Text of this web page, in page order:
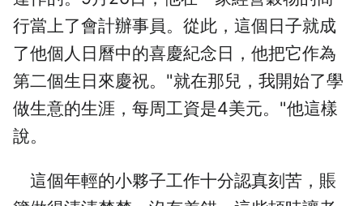
行當上了會計辦事員。從此，這個日子就成
了他個人日曆中的喜慶紀念日，他把它作為
第二個生日來慶祝。"就在那兒，我開始了學
做生意的生涯，每周工資是4美元。"他這樣
說。
這個年輕的小夥子工作十分認真刻苦，賬